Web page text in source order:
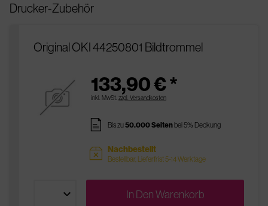
Drucker-Zubehör
Original OKI 44250801 Bildtrommel
133,90 € *
inkl. MwSt. zzgl. Versandkosten
pages Bis zu50.000 Seitenbei 5% Deckung
sold Nachbestellt
Bestellbar, Lieferfrist 5-14 Werktage
In DenWarenkorb